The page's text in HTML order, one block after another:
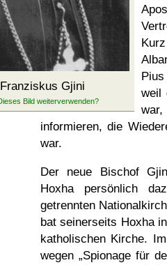
Franziskus Gjini
weil
informieren, die
war.
Der neue Bischof
Hoxha persönlich
getrennten
bat seinerseits Hoxha
katholischen Kirche.
wegen
Spionage für